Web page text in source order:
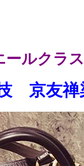
ルクラ
京友禅